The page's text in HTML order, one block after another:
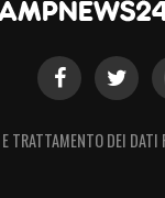
TRATTAMENTO DEI DATI